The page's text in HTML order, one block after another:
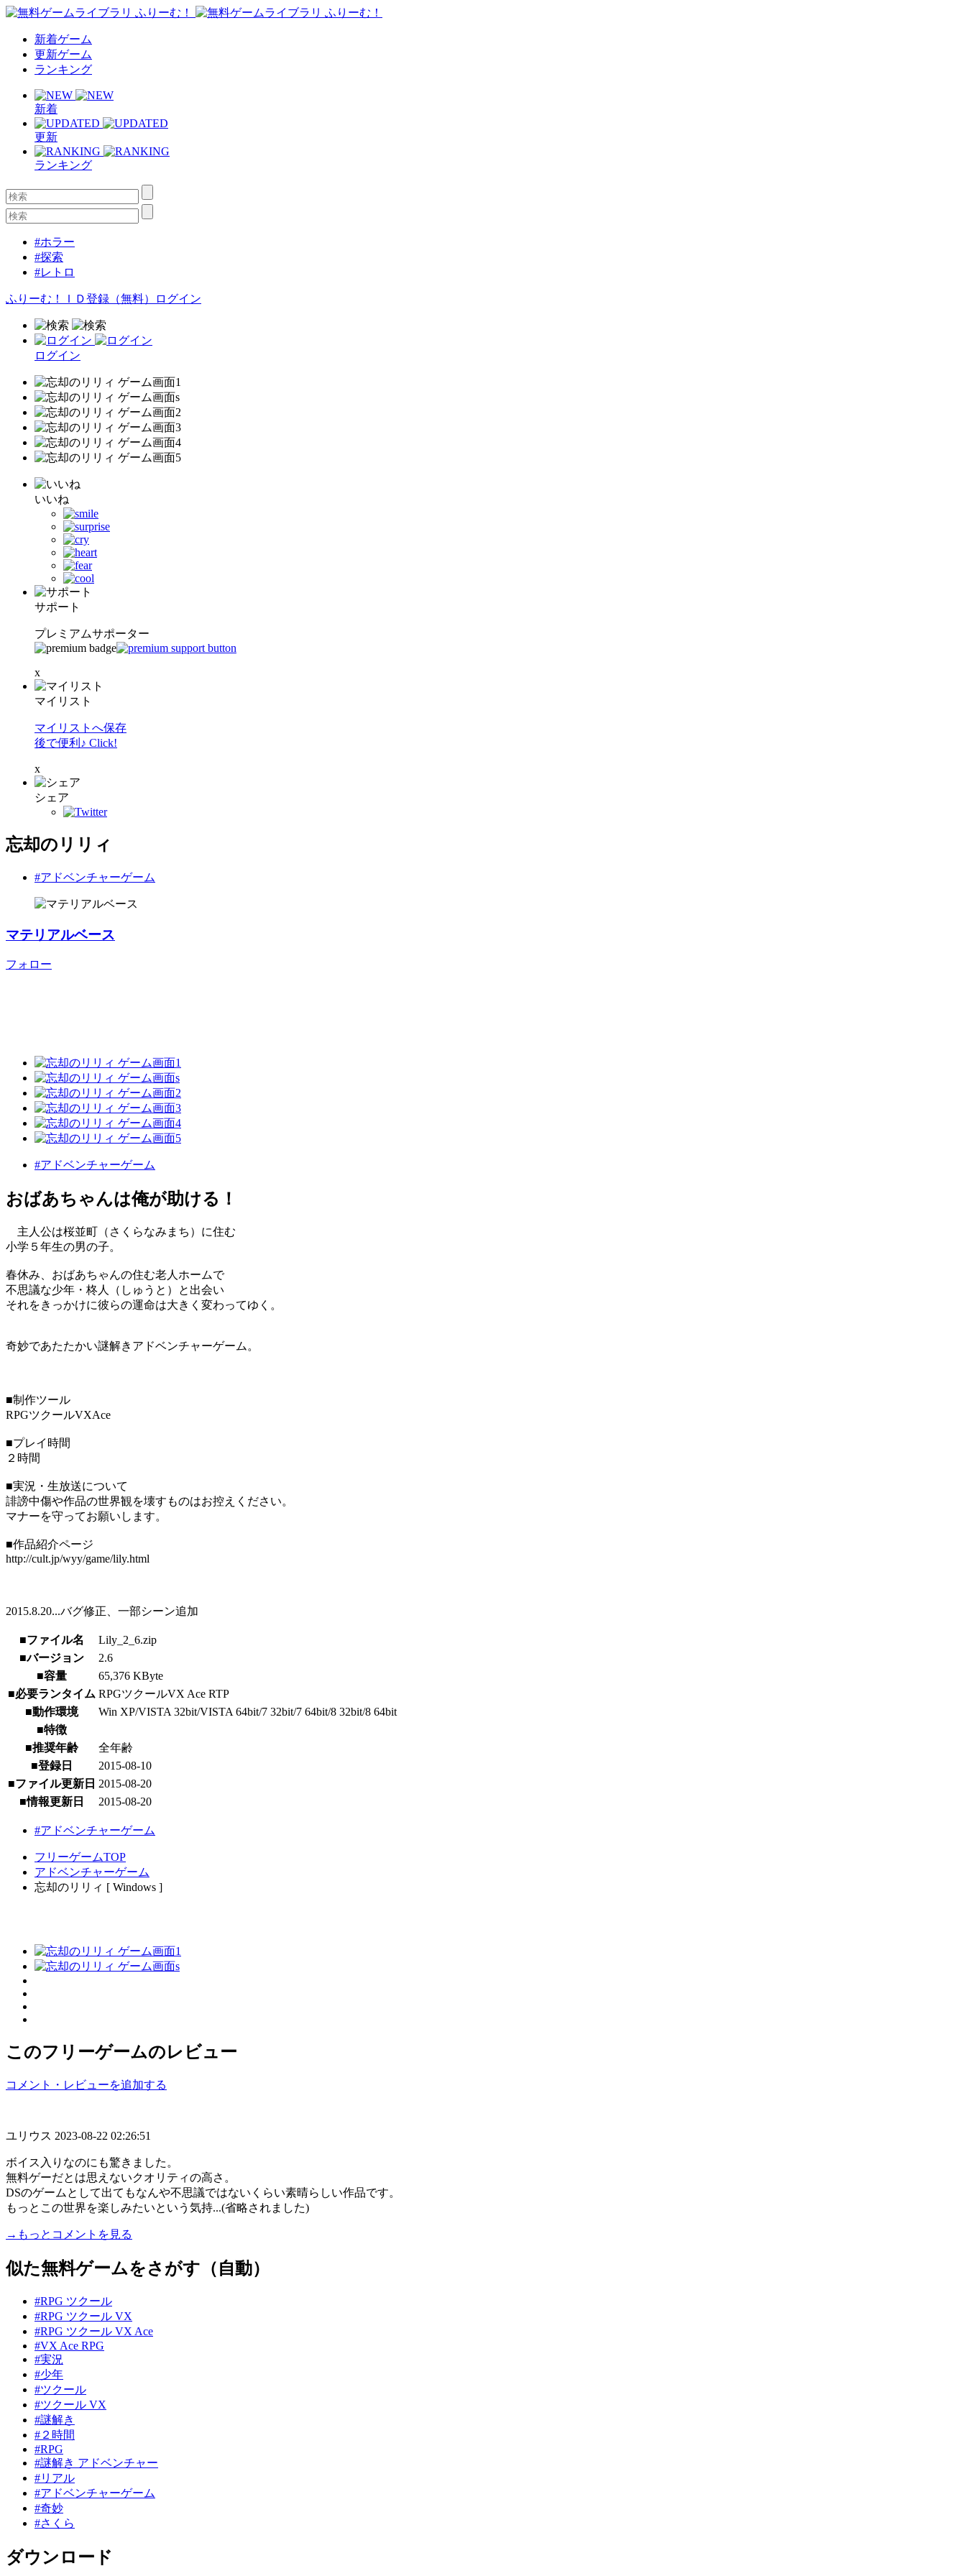
新着ゲーム
更新ゲーム
ランキング
新着
更新
ランキング
#ホラー
#探索
#レトロ
ふりーむ！ＩＤ登録（無料） ログイン
ログイン
いいね
サポート
プレミアムサポーター
x
マイリスト
マイリストへ保存
後で便利♪ Click!
x
シェア
忘却のリリィ
#アドベンチャーゲーム
マテリアルベース
フォロー
#アドベンチャーゲーム
おばあちゃんは俺が助ける！
主人公は桜並町（さくらなみまち）に住む
小学５年生の男の子。
春休み、おばあちゃんの住む老人ホームで
不思議な少年・柊人（しゅうと）と出会い
それをきっかけに彼らの運命は大きく変わってゆく。
奇妙であたたかい謎解きアドベンチャーゲーム。
■制作ツール
RPGツクールVXAce
■プレイ時間
２時間
■実況・生放送について
誹謗中傷や作品の世界観を壊すものはお控えください。
マナーを守ってお願いします。
■作品紹介ページ
http://cult.jp/wyy/game/lily.html
2015.8.20...バグ修正、一部シーン追加
■ファイル名
Lily_2_6.zip
■バージョン
2.6
■容量
65,376 KByte
■必要ランタイム RPGツクールVX Ace RTP
■動作環境
Win XP/VISTA 32bit/VISTA 64bit/7 32bit/7 64bit/8 32bit/8 64bit
■特徴
■推奨年齢
全年齢
■登録日
2015-08-10
■ファイル更新日 2015-08-20
■情報更新日
2015-08-20
#アドベンチャーゲーム
フリーゲームTOP
アドベンチャーゲーム
忘却のリリィ [ Windows ]
このフリーゲームのレビュー
コメント・レビューを追加する
ユリウス 2023-08-22 02:26:51
ボイス入りなのにも驚きました。
無料ゲーだとは思えないクオリティの高さ。
DSのゲームとして出てもなんや不思議ではないくらい素晴らしい作品です。
もっとこの世界を楽しみたいという気持...(省略されました)
→もっとコメントを見る
似た無料ゲームをさがす（自動）
#RPG ツクール
#RPG ツクール VX
#RPG ツクール VX Ace
#VX Ace RPG
#実況
#少年
#ツクール
#ツクール VX
#謎解き
#２時間
#RPG
#謎解き アドベンチャー
#リアル
#アドベンチャーゲーム
#奇妙
#さくら
ダウンロード